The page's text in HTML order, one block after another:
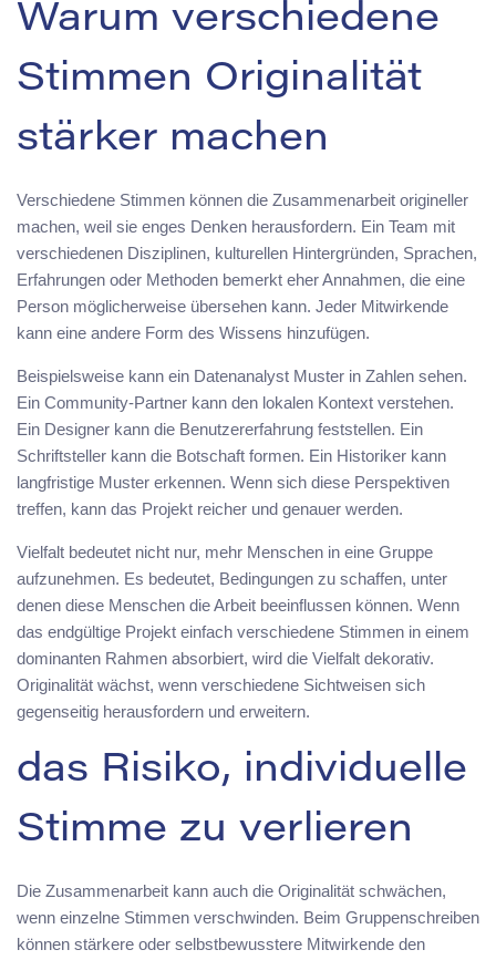
Warum verschiedene
Stimmen Originalität
stärker machen
Verschiedene Stimmen können die Zusammenarbeit origineller
machen, weil sie enges Denken herausfordern. Ein Team mit
verschiedenen Disziplinen, kulturellen Hintergründen, Sprachen,
Erfahrungen oder Methoden bemerkt eher Annahmen, die eine
Person möglicherweise übersehen kann. Jeder Mitwirkende
kann eine andere Form des Wissens hinzufügen.
Beispielsweise kann ein Datenanalyst Muster in Zahlen sehen.
Ein Community-Partner kann den lokalen Kontext verstehen.
Ein Designer kann die Benutzererfahrung feststellen. Ein
Schriftsteller kann die Botschaft formen. Ein Historiker kann
langfristige Muster erkennen. Wenn sich diese Perspektiven
treffen, kann das Projekt reicher und genauer werden.
Vielfalt bedeutet nicht nur, mehr Menschen in eine Gruppe
aufzunehmen. Es bedeutet, Bedingungen zu schaffen, unter
denen diese Menschen die Arbeit beeinflussen können. Wenn
das endgültige Projekt einfach verschiedene Stimmen in einem
dominanten Rahmen absorbiert, wird die Vielfalt dekorativ.
Originalität wächst, wenn verschiedene Sichtweisen sich
gegenseitig herausfordern und erweitern.
das Risiko, individuelle
Stimme zu verlieren
Die Zusammenarbeit kann auch die Originalität schwächen,
wenn einzelne Stimmen verschwinden. Beim Gruppenschreiben
können stärkere oder selbstbewusstere Mitwirkende den